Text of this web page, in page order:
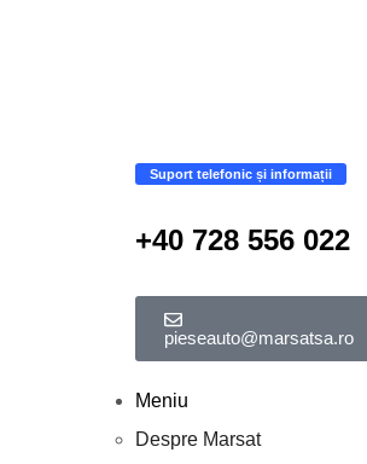
Suport telefonic și informații
+40 728 556 022
pieseauto@marsatsa.ro
Meniu
Despre Marsat